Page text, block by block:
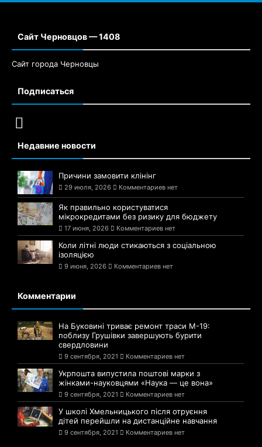
Сайт Черновцов — 1408
Сайт города Черновцы
Подписаться
Недавние новости
Причини замовити клінінг
29 июля, 2026 Комментариев нет
Як правильно користуватися
мікрокредитами без ризику для бюджету
17 июня, 2026 Комментариев нет
Коли літні люди стикаються з соціальною
ізоляцією
9 июня, 2026 Комментариев нет
Комментарии
На Буковині триває ремонт траси М-19:
поблизу Грушівки завершують бурити
свердловини
9 сентября, 2021 Комментариев нет
Укрпошта випустила поштові марки з
жінками-науковцями «Наука — це вона»
9 сентября, 2021 Комментариев нет
У школі Хмельницького після отруєння
дітей перейшли на дистанційне навчання
9 сентября, 2021 Комментариев нет